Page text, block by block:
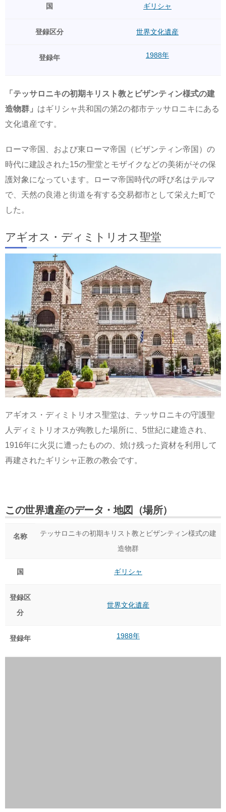
国 ギリシャ
登録区分 世界文化遺産
登録年 1988年
「テッサロニキの初期キリスト教とビザンティン様式の建
造物群」 はギリシャ共和国の第2の都市テッサロニキにある
文化遺産です。
ローマ帝国、および東ローマ帝国（ビザンティン帝国）の
時代に建設された15の聖堂とモザイクなどの美術がその保
護対象になっています。ローマ帝国時代の呼び名はテルマ
で、天然の良港と街道を有する交易都市として栄えた町で
した。
アギオス・ディミトリオス聖堂
アギオス・ディミトリオス聖堂は、テッサロニキの守護聖
人ディミトリオスが殉教した場所に、5世紀に建造され、
1916年に火災に遭ったものの、焼け残った資材を利用して
再建されたギリシャ正教の教会です。
この世界遺産のデータ・地図（場所）
名称
テッサロニキの初期キリスト教とビザンティン様式の建
造物群
国 ギリシャ
登録区
分
世界文化遺産
登録年 1988年